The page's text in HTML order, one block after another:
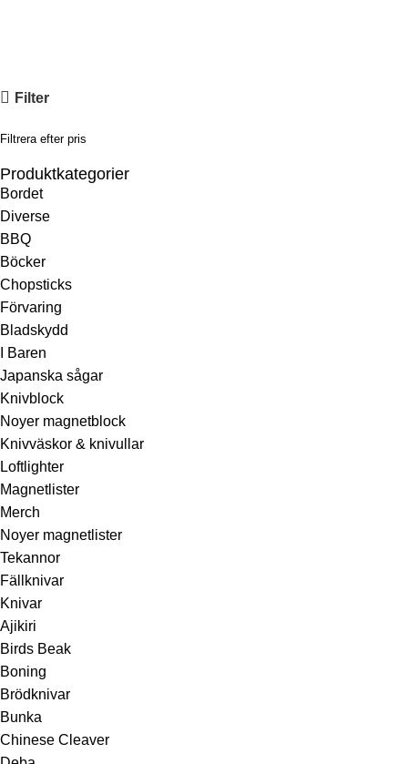
Filter
Filtrera efter pris
Produktkategorier
Bordet
Diverse
BBQ
Böcker
Chopsticks
Förvaring
Bladskydd
I Baren
Japanska sågar
Knivblock
Noyer magnetblock
Knivväskor & knivullar
Loftlighter
Magnetlister
Merch
Noyer magnetlister
Tekannor
Fällknivar
Knivar
Ajikiri
Birds Beak
Boning
Brödknivar
Bunka
Chinese Cleaver